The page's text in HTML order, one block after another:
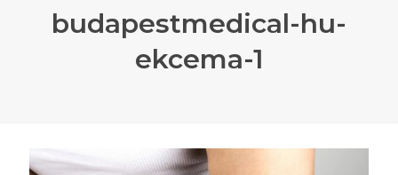
budapestmedical-hu-
ekcema-1